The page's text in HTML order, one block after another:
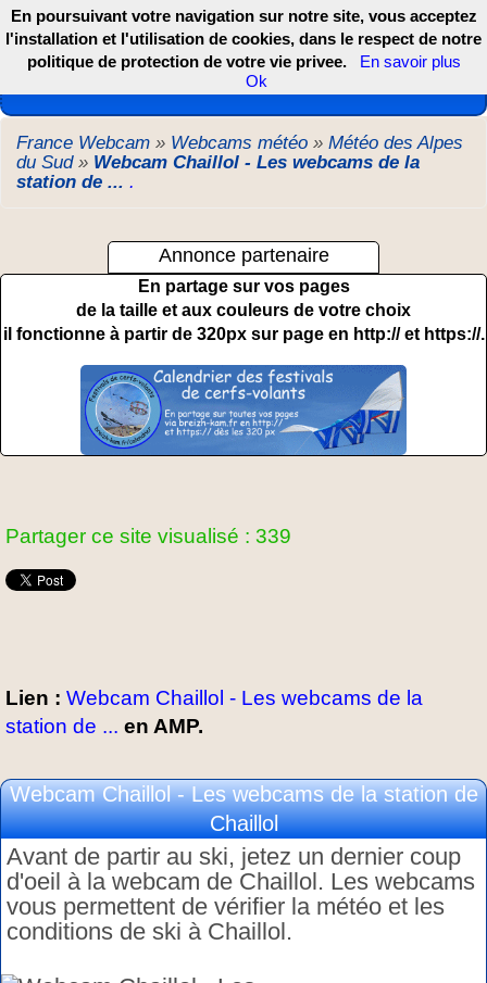
Les webcams de France, DOM TOM et COM
France Webcam » Webcams météo » Météo des Alpes
du Sud» Webcam Chaillol - Les webcams de la
station de ... .
Annonce partenaire
En partage sur vos pages
de la taille et aux couleurs de votre choix
il fonctionne à partir de 320px sur page en http:// et https://.
Partager ce site visualisé : 339
Lien : Webcam Chaillol - Les webcams de la
station de ... en AMP.
Webcam Chaillol - Les webcams de la station de
Chaillol
Avant de partir au ski, jetez un dernier coup
d'oeil à la webcam de Chaillol. Les webcams
vous permettent de vérifier la météo et les
conditions de ski à Chaillol.
En poursuivant votre navigation sur notre site, vous acceptez
l'installation et l'utilisation de cookies, dans le respect de notre
politique de protection de votre vie privee.
En savoir plus
Ok